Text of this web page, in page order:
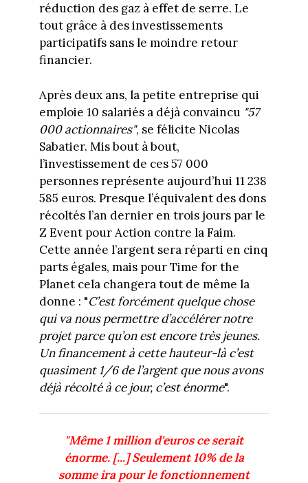
réduction des gaz à effet de serre. Le
tout grâce à des investissements
participatifs sans le moindre retour
financier.
Après deux ans, la petite entreprise qui
emploie 10 salariés a déjà convaincu "57
000 actionnaires", se félicite Nicolas
Sabatier. Mis bout à bout,
l’investissement de ces 57 000
personnes représente aujourd’hui 11 238
585 euros. Presque l’équivalent des dons
récoltés l’an dernier en trois jours par le
Z Event pour Action contre la Faim.
Cette année l’argent sera réparti en cinq
parts égales, mais pour Time for the
Planet cela changera tout de même la
donne : "C’est forcément quelque chose
qui va nous permettre d’accélérer notre
projet parce qu’on est encore très jeunes.
Un financement à cette hauteur-là c’est
quasiment 1/6 de l’argent que nous avons
déjà récolté à ce jour, c’est énorme".
"Même 1 million d'euros ce serait
énorme. [...] Seulement 10% de la
somme ira pour le fonctionnement